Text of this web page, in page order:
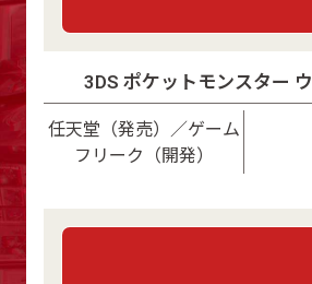
3DS ポケットモンスター
任天堂（発売）／ゲーム
フリーク（開発）